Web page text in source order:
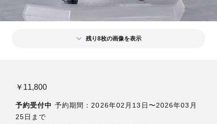
残り8枚の画像を表示
￥11,800
予約受付中 予約期間：2026年02月13日〜2026年03月
25日まで